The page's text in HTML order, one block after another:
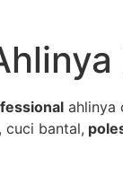
ahlinya
cuci bantal,